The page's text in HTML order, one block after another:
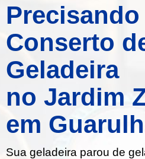
Precisando
Conserto
Geladeira
no Jardim
em
Sua geladeira parou de